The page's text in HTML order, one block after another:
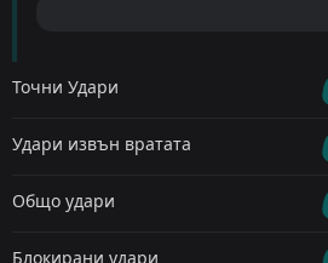
Точни Удари
Удари извън вратата
Общо удари
Блокирани удари